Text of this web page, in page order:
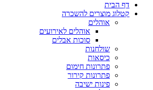
דף הבית
קטלוג מוצרים להשכרה
אוהלים
אוהלים לאירועים
סוכות אבלים
שולחנות
כיסאות
פתרונות חימום
פתרונות קירור
פינות ישיבה